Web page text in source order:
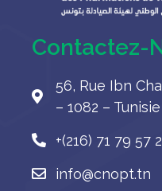
Contactez-
56, Rue Ibn
– 1082 – Tunisie
+(216) 71 79 57
info@cnopt.tn